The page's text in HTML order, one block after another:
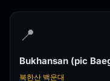
📍
Bukhansan (pic
북한산 백운대